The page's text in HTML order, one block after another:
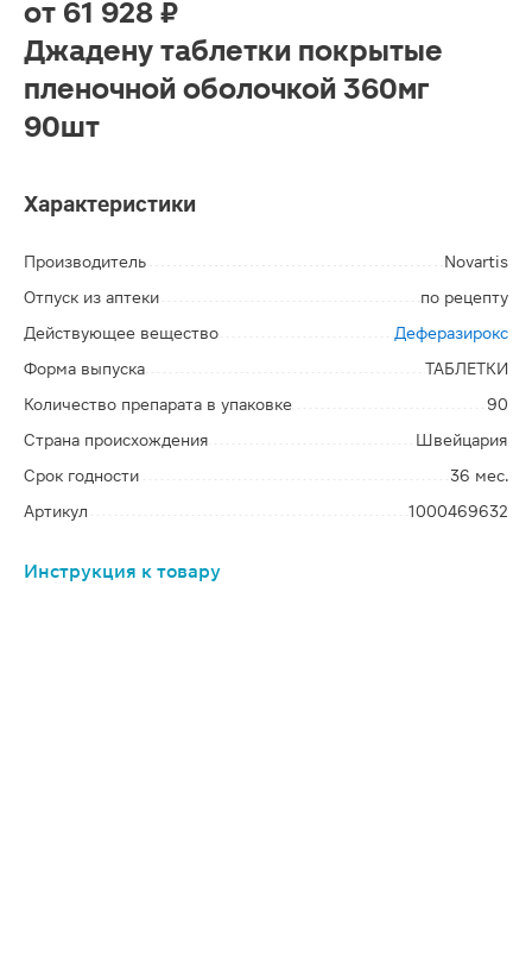
от 61 928 ₽
Джадену таблетки покрытые
пленочной оболочкой 360мг
90шт
Характеристики
Производитель
Novartis
Отпуск из аптеки
по рецепту
Действующее вещество
Деферазирокс
Форма выпуска
ТАБЛЕТКИ
Количество препарата в упаковке
90
Страна происхождения
Швейцария
Срок годности
36 мес.
Артикул
1000469632
Инструкция к товару